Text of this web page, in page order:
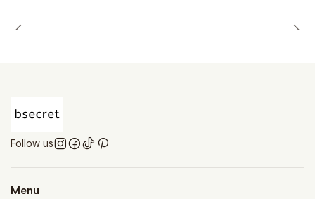
Follow us
Menu